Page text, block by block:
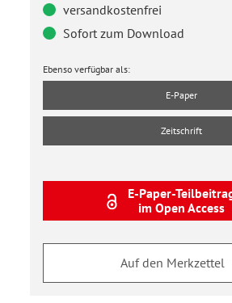
versandkostenfrei
Sofort zum Download
Ebenso verfügbar als:
E-Paper
Zeitschrift
E-Paper-
im Open Access
Auf den Merkzettel